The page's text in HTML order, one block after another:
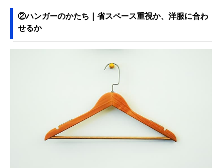
②ハンガーのかたち｜省スペース重視か、洋服に合わ
せるか